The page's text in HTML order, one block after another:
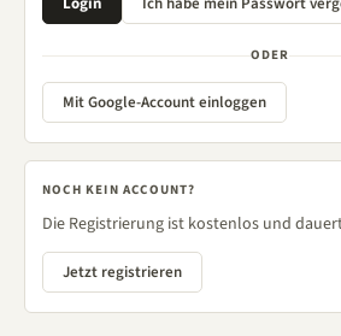
ODER
Mit Google-Account einloggen
NOCH KEIN ACCOUNT?
Die Registrierung ist kostenlos und
Jetzt registrieren